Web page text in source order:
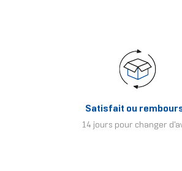
Satisfait ou
14 jours pour changer